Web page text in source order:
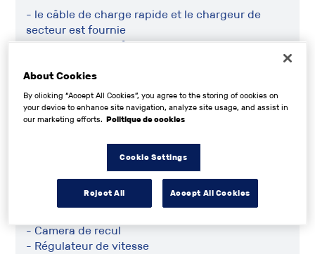
- le câble de charge rapide et le chargeur de
secteur est fournie
- Volant cuir multifonctions
- Bluetooth
- Kit Main Libre
- GPS
- Mode de conduite
- Sièges électriques
- Sièges à mémoire
- Sièges chauffants
- Camera de recul
- Régulateur de vitesse
About Cookies
By clicking “Accept All Cookies”, you agree to the storing of cookies on
your device to enhance site navigation, analyze site usage, and assist in
our marketing efforts. Politique de cookies
Cookie Settings
Reject All Accept All Cookies